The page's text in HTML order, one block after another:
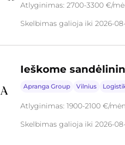
Atlyginimas: 2700-3300 €/
Skelbimas galioja iki 2026-
Ieškome
Apranga Group Vilnius
Atlyginimas: 1900-2100 €/
Skelbimas galioja iki 2026-